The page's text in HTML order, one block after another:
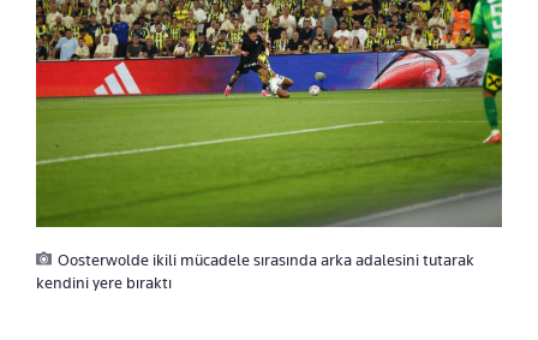
Oosterwolde ikili mücadele sırasında arka adalesini tutarak
kendini yere bıraktı